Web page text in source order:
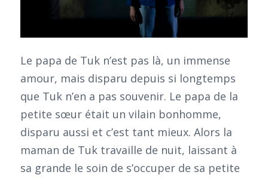
Le papa de Tuk n’est pas là, un immense
amour, mais disparu depuis si longtemps
que Tuk n’en a pas souvenir. Le papa de la
petite sœur était un vilain bonhomme,
disparu aussi et c’est tant mieux. Alors la
maman de Tuk travaille de nuit, laissant à
sa grande le soin de s’occuper de sa petite